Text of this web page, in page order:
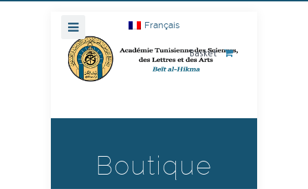
Français
Basket
Boutique